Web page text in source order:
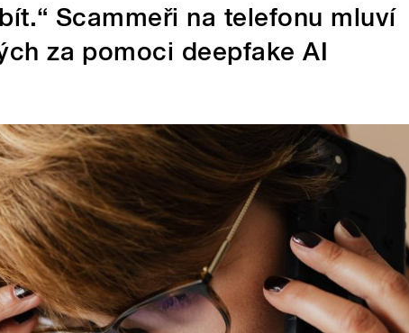
Scammeři na telefonu mluví
za pomoci deepfake AI